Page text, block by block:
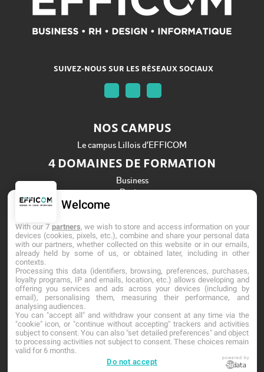
SUIVEZ-NOUS SUR LES RÉSEAUX SOCIAUX
NOS CAMPUS
Le campus Lillois d’EFFICOM
4 DOMAINES DE FORMATION
Business
Design
Informatique
Établissement d'Enseignement Supérieur Privé Technique
Dernière mise à jour : Mai 2026
Mentions légales
Welcome
With our 7 partners, we wish to store and access information on your
devices (cookies, pixels, etc.), combine and share your personal data
with our partners, whether collected on this website or in our emails,
already held by some of us, or obtained later, including in other
contexts.
Processing this data (identifiers, browsing, preferences, purchases,
loyalty programs, IP and emails, location, etc.) allows developing and
offering you services and ads across your devices (including by
email), personalising them, measuring their performance, and
analysing audiences.
You can "accept all" and withdraw your consent at any time via the
"cookie" icon, or "continue without accepting" trackers and activities
subject to consent. You can also "set detailed preferences" and object
to processing activities not subject to consent. These choices remain
valid for 6 months.
Do not accept
powered by